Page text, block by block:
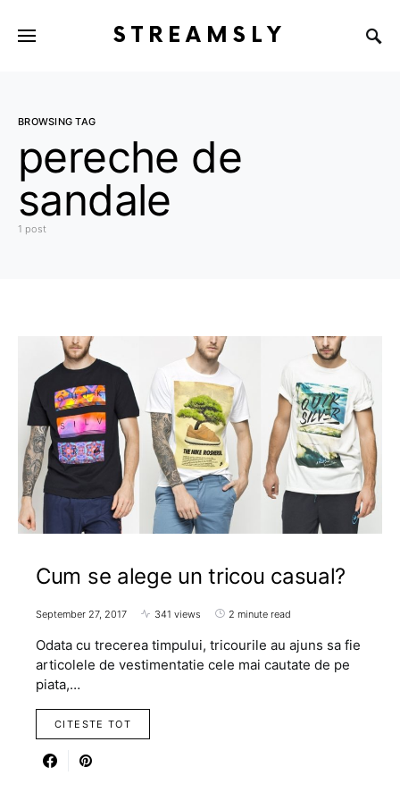
STREAMSLY
BROWSING TAG
pereche de
sandale
1 post
Cum se alege un tricou casual?
September 27, 2017 341 views 2 minute read
Odata cu trecerea timpului, tricourile au ajuns sa fie
articolele de vestimentatie cele mai cautate de pe
piata,…
CITESTE TOT